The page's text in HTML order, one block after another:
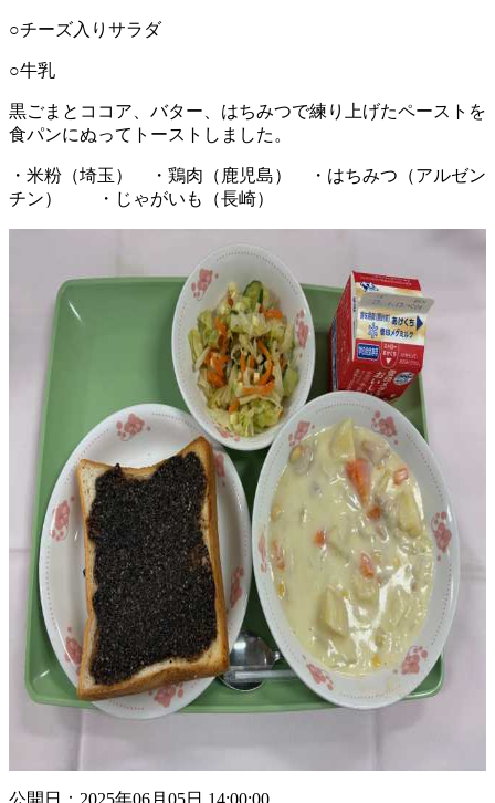
○チーズ入りサラダ
○牛乳
黒ごまとココア、バター、はちみつで練り上げたペーストを
食パンにぬってトーストしました。
・米粉（埼玉） ・鶏肉（鹿児島） ・はちみつ（アルゼン
チン） ・じゃがいも（長崎）
公開日：2025年06月05日 14:00:00